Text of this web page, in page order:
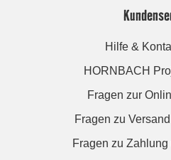
Hilfe &
HORNBACH
Fragen zur
Fragen zu
Fragen zu